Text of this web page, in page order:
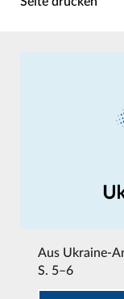
Aus Ukraine-
S. 5–6